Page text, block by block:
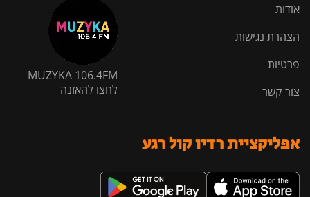
אודות
הצהרת נגישות
פרטיות
צור קשר
MUZYKA 106.4FM
לחצו להאזנה
אפליקציית רדיו קול רגע